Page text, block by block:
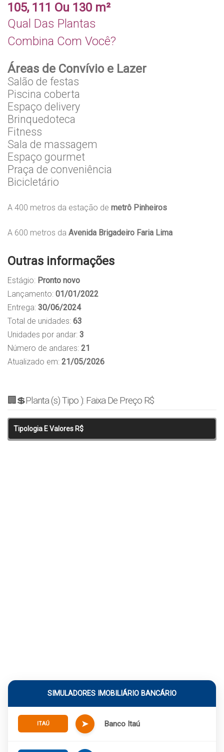
105, 111 Ou 130 m²
Qual Das Plantas
Combina Com Você?
Áreas de Convívio e Lazer
Salão de festas
Piscina coberta
Espaço delivery
Brinquedoteca
Fitness
Sala de massagem
Espaço gourmet
Praça de conveniência
Bicicletário
A 400 metros da estação de metrô Pinheiros
A 600 metros da Avenida Brigadeiro Faria Lima
Outras informações
Estágio: Pronto novo
Lançamento: 01/01/2022
Entrega: 30/06/2024
Total de unidades: 63
Unidades por andar: 3
Número de andares: 21
Atualizado em: 21/05/2026
🏢💲Planta (s) Tipo ): Faixa De Preço R$
Tipologia E Valores R$
SIMULADORES IMOBILIÁRIO BANCÁRIO
ITAÚ ➤ Banco Itaú